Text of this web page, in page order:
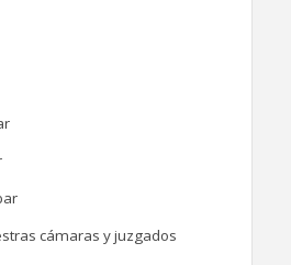
cámaras y juzgados